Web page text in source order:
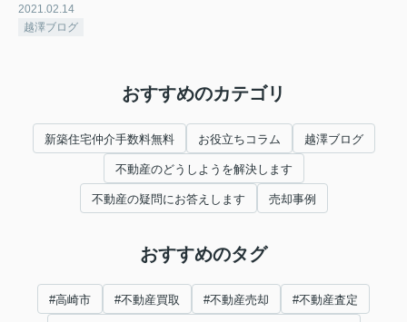
2021.02.14
越澤ブログ
おすすめのカテゴリ
新築住宅仲介手数料無料 お役立ちコラム 越澤ブログ
不動産のどうしようを解決します
不動産の疑問にお答えします 売却事例
おすすめのタグ
#高崎市 #不動産買取 #不動産売却 #不動産査定